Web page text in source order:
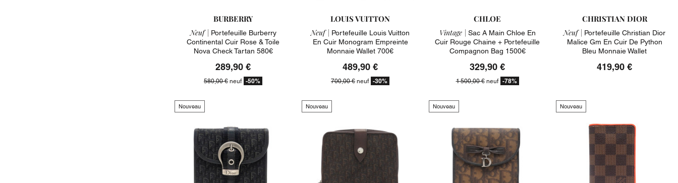
BURBERRY
Neuf | Portefeuille Burberry
Continental Cuir Rose & Toile
Nova Check Tartan 580€
289,90 €
580,00 € neuf -50%
LOUIS VUITTON
Neuf | Portefeuille Louis Vuitton
En Cuir Monogram Empreinte
Monnaie Wallet 700€
489,90 €
700,00 € neuf -30%
CHLOE
Vintage | Sac A Main Chloe En
Cuir Rouge Chaine + Portefeuille
Compagnon Bag 1500€
329,90 €
1 500,00 €neuf -78%
CHRISTIAN DIOR
Neuf | Portefeuille Christian Dior
Malice Gm En Cuir De Python
Bleu Monnaie Wallet
419,90 €
Nouveau Nouveau Nouveau Nouveau